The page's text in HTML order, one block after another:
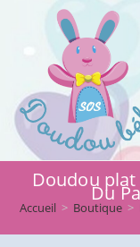
Doudou
Du
Accueil > Boutique >